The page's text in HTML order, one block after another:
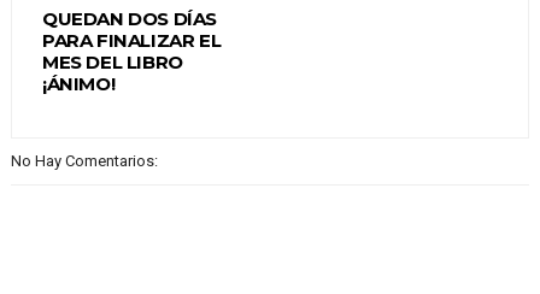
QUEDAN DOS DÍAS
PARA FINALIZAR EL
MES DEL LIBRO
¡ÁNIMO!
No Hay Comentarios: